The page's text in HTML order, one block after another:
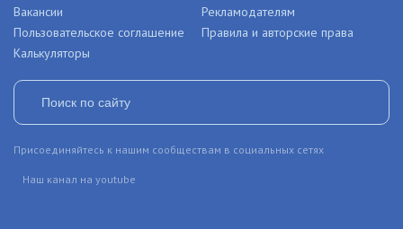
Вакансии
Рекламодателям
Пользовательское соглашение
Правила и авторские права
Калькуляторы
Присоединяйтесь к нашим сообществам в социальных сетях
Наш канал на youtube